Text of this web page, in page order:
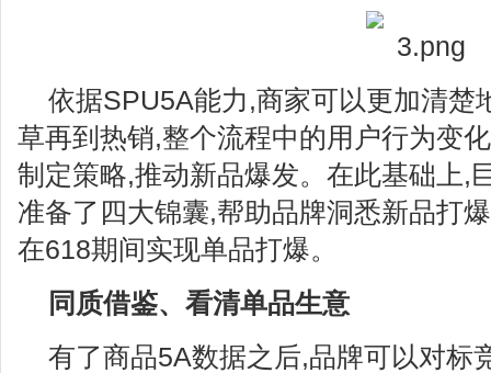
依据SPU5A能力,商家可以更加清楚
草再到热销,整个流程中的用户行为变
制定策略,推动新品爆发。在此基础上,
准备了四大锦囊,帮助品牌洞悉新品打
在618期间实现单品打爆。
同质借鉴、看清单品生意
有了商品5A数据之后,品牌可以对标